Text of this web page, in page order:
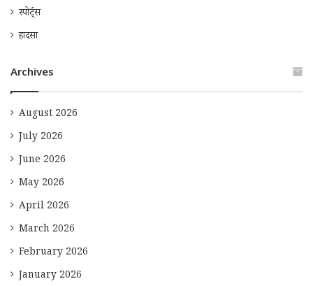
स्पोर्ट्स
हादसा
Archives
August 2026
July 2026
June 2026
May 2026
April 2026
March 2026
February 2026
January 2026